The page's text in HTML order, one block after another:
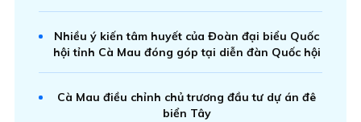
Nhiều ý kiến tâm huyết của Đoàn đại biểu Quốc
hội tỉnh Cà Mau đóng góp tại diễn đàn Quốc hội
Cà Mau điều chỉnh chủ trương đầu tư dự án đê
biển Tây